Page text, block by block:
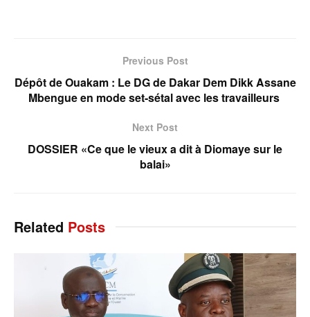
Previous Post
Dépôt de Ouakam : Le DG de Dakar Dem Dikk Assane
Mbengue en mode set-sétal avec les travailleurs
Next Post
DOSSIER «Ce que le vieux a dit à Diomaye sur le
balai»
Related Posts